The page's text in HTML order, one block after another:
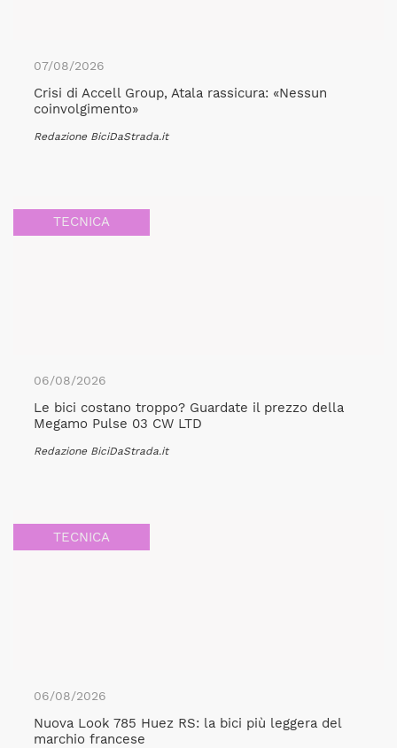
07/08/2026
Crisi di Accell Group, Atala rassicura: «Nessun
coinvolgimento»
Redazione BiciDaStrada.it
TECNICA
06/08/2026
Le bici costano troppo? Guardate il prezzo della
Megamo Pulse 03 CW LTD
Redazione BiciDaStrada.it
TECNICA
06/08/2026
Nuova Look 785 Huez RS: la bici più leggera del
marchio francese